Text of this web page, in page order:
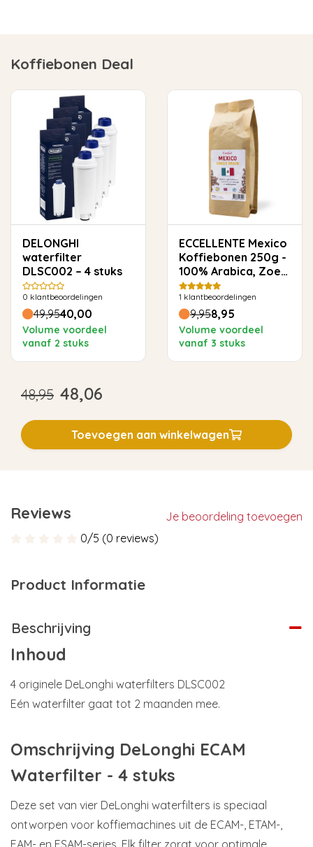
Koffiebonen Deal
DELONGHI
waterfilter
DLSC002 – 4 stuks
0 klantbeoordelingen
49,9540,00
Volume voordeel
vanaf 2 stuks
ECCELLENTE Mexico
Koffiebonen 250g -
100% Arabica, Zoet
& Toegankelijk
1 klantbeoordelingen
9,958,95
Volume voordeel
vanaf 3 stuks
48,95 48,06
Toevoegen aan winkelwagen
Reviews
Je beoordeling toevoegen
0/5 (0 reviews)
Product Informatie
Beschrijving
Inhoud
4 originele DeLonghi waterfilters DLSC002
Eén waterfilter gaat tot 2 maanden mee.
Omschrijving DeLonghi ECAM
Waterfilter - 4 stuks
Deze set van vier DeLonghi waterfilters is speciaal
ontworpen voor koffiemachines uit de ECAM-, ETAM-,
EAM- en ESAM-series. Elk filter zorgt voor optimale